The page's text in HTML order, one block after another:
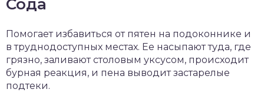
Сода
Помогает избавиться от пятен на подоконнике и
в труднодоступных местах. Ее насыпают туда, где
грязно, заливают столовым уксусом, происходит
бурная реакция, и пена выводит застарелые
подтеки.